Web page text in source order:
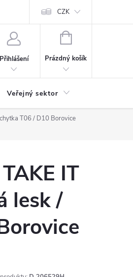
CZK
Přihlášení
NÁKUPNÍ
Prázdný košík
Veřejný sektor
T06 / D10 Borovice
IT
lesk /